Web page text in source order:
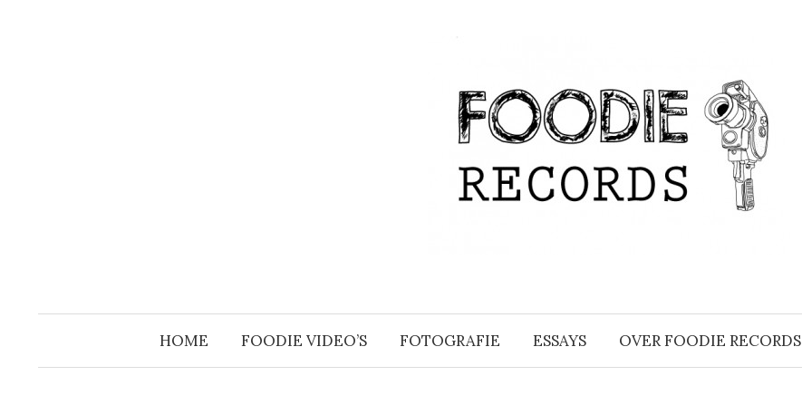
HOME FOODIE VIDEO’S FOTOGRAFIE ESSAYS OVER FOODIE RECORDS